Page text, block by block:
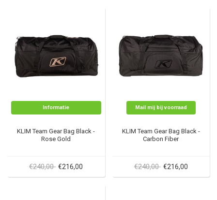
Informatie
KLIM Team Gear Bag Black -
Rose Gold
€240,00 €216,00
Mail mij bij voorraad
KLIM Team Gear Bag Black -
Carbon Fiber
€240,00 €216,00